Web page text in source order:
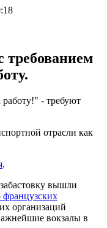
- требуют
отрасли как
.
вышли
французских
организаций
вокзалы в